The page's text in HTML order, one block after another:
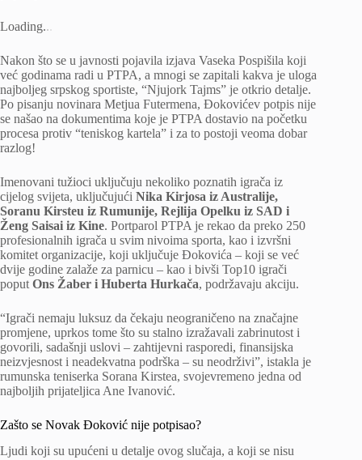
Loading...
Nakon što se u javnosti pojavila izjava Vaseka Pospišila koji
već godinama radi u PTPA, a mnogi se zapitali kakva je uloga
najboljeg srpskog sportiste, “Njujork Tajms” je otkrio detalje.
Po pisanju novinara Metjua Futermena, Đokovićev potpis nije
se našao na dokumentima koje je PTPA dostavio na početku
procesa protiv “teniskog kartela” i za to postoji veoma dobar
razlog!
Imenovani tužioci uključuju nekoliko poznatih igrača iz
cijelog svijeta, uključujući Nika Kirjosa iz Australije,
Soranu Kirsteu iz Rumunije, Rejlija Opelku iz SAD i
Ženg Saisai iz Kine. Portparol PTPA je rekao da preko 250
profesionalnih igrača u svim nivoima sporta, kao i izvršni
komitet organizacije, koji uključuje Đokovića – koji se već
dvije godine zalaže za parnicu – kao i bivši Top10 igrači
poput Ons Žaber i Huberta Hurkača, podržavaju akciju.
“Igrači nemaju luksuz da čekaju neograničeno na značajne
promjene, uprkos tome što su stalno izražavali zabrinutost i
govorili, sadašnji uslovi – zahtijevni rasporedi, finansijska
neizvjesnost i neadekvatna podrška – su neodrživi”, istakla je
rumunska teniserka Sorana Kirstea, svojevremeno jedna od
najboljih prijateljica Ane Ivanović.
Zašto se Novak Đoković nije potpisao?
Ljudi koji su upućeni u detalje ovog slučaja, a koji se nisu